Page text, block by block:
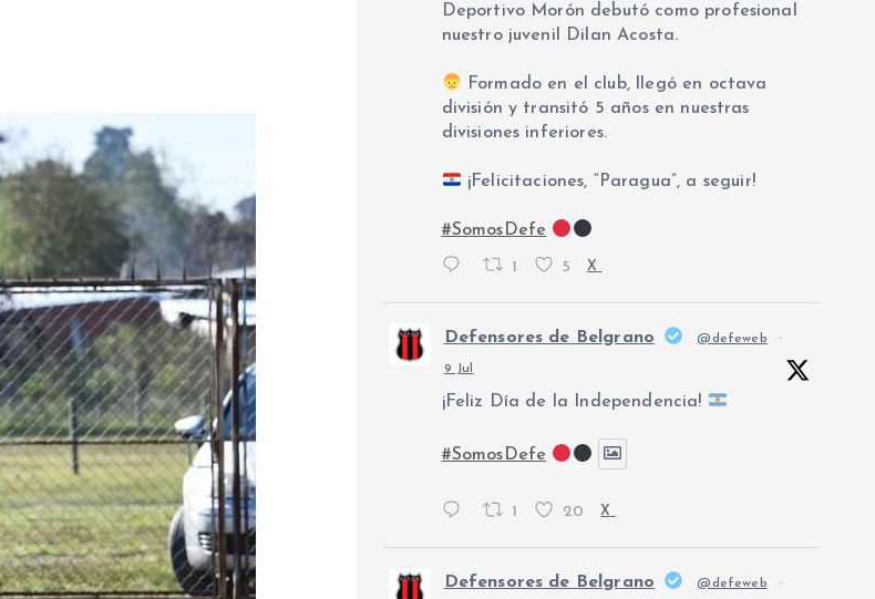
Deportivo Morón debutó como profesional
nuestro juvenil Dilan Acosta.
Formado en el club, llegó en octava
división y transitó 5 años en nuestras
divisiones inferiores.
¡Felicitaciones, “Paragua”, a seguir!
#SomosDefe
1 5 X
Defensores de Belgrano @defeweb ·
9 Jul
¡Feliz Día de la Independencia!
#SomosDefe
1 20 X
Defensores de Belgrano @defeweb ·